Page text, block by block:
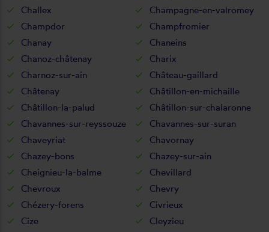
Challex
Champagne-en-valromey
Champdor
Champfromier
Chanay
Chaneins
Chanoz-châtenay
Charix
Charnoz-sur-ain
Château-gaillard
Châtenay
Châtillon-en-michaille
Châtillon-la-palud
Châtillon-sur-chalaronne
Chavannes-sur-reyssouze
Chavannes-sur-suran
Chaveyriat
Chavornay
Chazey-bons
Chazey-sur-ain
Cheignieu-la-balme
Chevillard
Chevroux
Chevry
Chézery-forens
Civrieux
Cize
Cleyzieu